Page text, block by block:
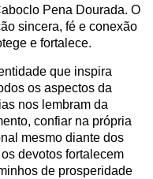
Pena Dourada. O
sincera, fé e conexão
e fortalece.
que inspira
os aspectos da
nos lembram da
confiar na própria
mesmo diante dos
devotos fortalecem
de prosperidade